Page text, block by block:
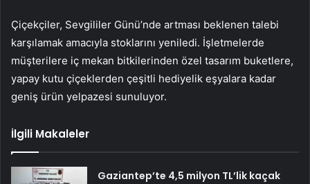
Çiçekçiler, Sevgililer Günü’nde artması beklenen talebi
karşılamak amacıyla stoklarını yeniledi. İşletmelerde
müşterilere iç mekan bitkilerinden özel tasarım buketlere,
yapay kutu çiçeklerden çeşitli hediyelik eşyalara kadar
geniş ürün yelpazesi sunuluyor.
İlgili Makaleler
Gaziantep’te 4,5 milyon TL’lik kaçak